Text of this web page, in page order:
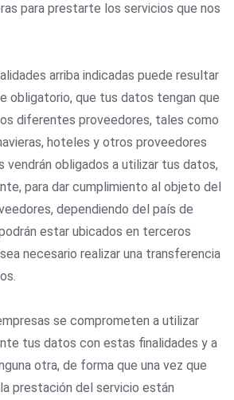
para prestarte los servicios que nos
arriba indicadas puede resultar
obligatorio, que tus datos tengan que
diferentes proveedores, tales como
hoteles y otros proveedores
vendrán obligados a utilizar tus datos,
para dar cumplimiento al objeto del
dependiendo del país de
estar ubicados en terceros
necesario realizar una transferencia
se comprometen a utilizar
tus datos con estas finalidades y a
otra, de forma que una vez que
prestación del servicio están